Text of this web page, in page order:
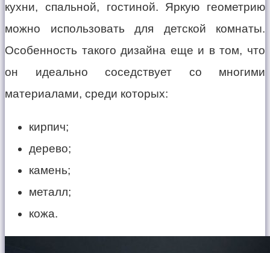
кухни, спальной, гостиной. Яркую геометрию
можно использовать для детской комнаты.
Особенность такого дизайна еще и в том, что
он идеально соседствует со многими
материалами, среди которых:
кирпич;
дерево;
камень;
металл;
кожа.